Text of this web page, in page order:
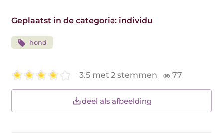
Geplaatst in de categorie: individu
hond
3.5 met 2 stemmen 77
deel als afbeelding